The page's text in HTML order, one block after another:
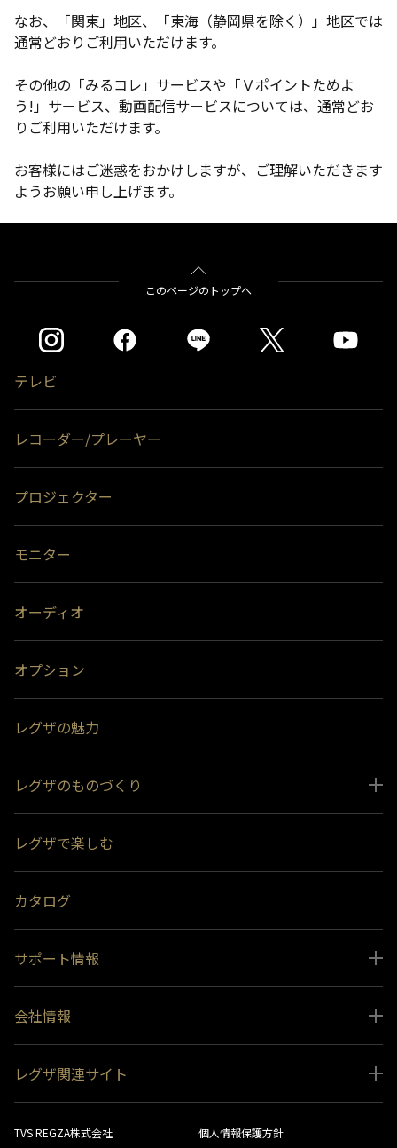
なお、「関東」地区、「東海（静岡県を除く）」地区では
通常どおりご利用いただけます。
その他の「みるコレ」サービスや「Ｖポイントためよ
う!」サービス、動画配信サービスについては、通常どお
りご利用いただけます。
お客様にはご迷惑をおかけしますが、ご理解いただきます
ようお願い申し上げます。
このページのトップへ
テレビ
レコーダー/プレーヤー
プロジェクター
モニター
オーディオ
オプション
レグザの魅力
レグザのものづくり
受賞履歴
おすすめ番組
レグザで楽しむ
カタログ
サポート情報
インフォメーション 一覧
よくあるご質問 (FAQ）
お問い合わせ
生産終了商品一覧
会社情報
会社概要
レグザ関連サイト
レグザ メンバーズ
TVS REGZA株式会社 個人情報保護方針